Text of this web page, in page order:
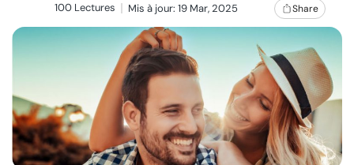
Famille
Aide
Cours
Ressources
100 Lectures
Mis à jour: 19 Mar, 2025 Share